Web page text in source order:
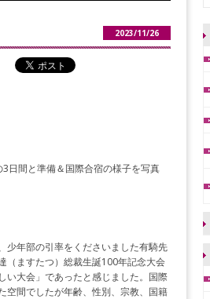
2023/11/26
日間と準備＆国際合宿の様子を写真
少年部の引率をくださいました有騎先
（ますたつ）総裁生誕100年記念大会
い大会」であったと感じました。国際
空間でしたが年齢、性別、宗教、国籍